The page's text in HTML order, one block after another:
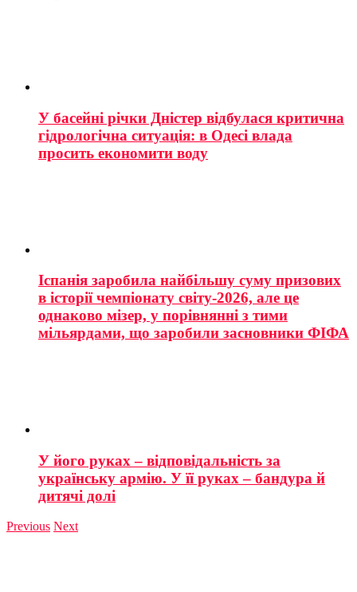
У басейні річки Дністер відбулася критична
гідрологічна ситуація: в Одесі влада
просить економити воду
Іспанія заробила найбільшу суму призових
в історії чемпіонату світу-2026, але це
однаково мізер, у порівнянні з тими
мільярдами, що заробили засновники ФІФА
У його руках – відповідальність за
українську армію. У її руках – бандура й
дитячі долі
Previous Next